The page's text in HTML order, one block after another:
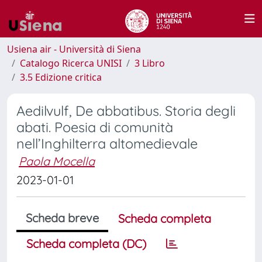
Usiena air - Università di Siena
Catalogo Ricerca UNISI
3 Libro
3.5 Edizione critica
Aedilvulf, De abbatibus. Storia degli
abati. Poesia di comunità
nell’Inghilterra altomedievale
Paola Mocella
2023-01-01
Scheda breve
Scheda completa
Scheda completa (DC)